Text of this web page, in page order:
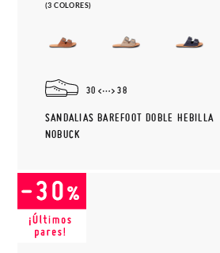
(3 COLORES)
30 38
SANDALIAS BAREFOOT DOBLE HEBILLA
NOBUCK